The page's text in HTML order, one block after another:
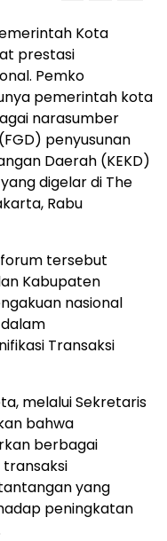
Kota
prestasi
Pemko
pemerintah kota
narasumber
penyusunan
Daerah (KEKD)
digelar di The
Rabu
tersebut
Kabupaten
nasional
Transaksi
melalui Sekretaris
bahwa
berbagai
yang
peningkatan